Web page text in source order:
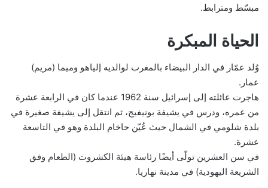
مبسّط ومترابط.
الحياة المبكرة
وُلد عمّار في الدار البيضاء بالمغرب لوالديه إلياهو وميما (مريم)
عمار.
هاجرت عائلته إلى إسرائيل سنة 1962 عندما كان في الرابعة عشرة
من عمره، ودرس في يشيفة بونيفيج، ثم انتقل إلى يشيفة صغيرة في
بلدة شلومي في الشمال حيث عُيّن حاخام البلدة وهو في التاسعة
عشرة.
في سن العشرين تولّى أيضًا رئاسة هيئة الكشروت (الطعام وفق
الشريعة اليهودية) في مدينة نهاريا.